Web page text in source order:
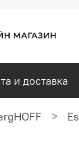
и доставка